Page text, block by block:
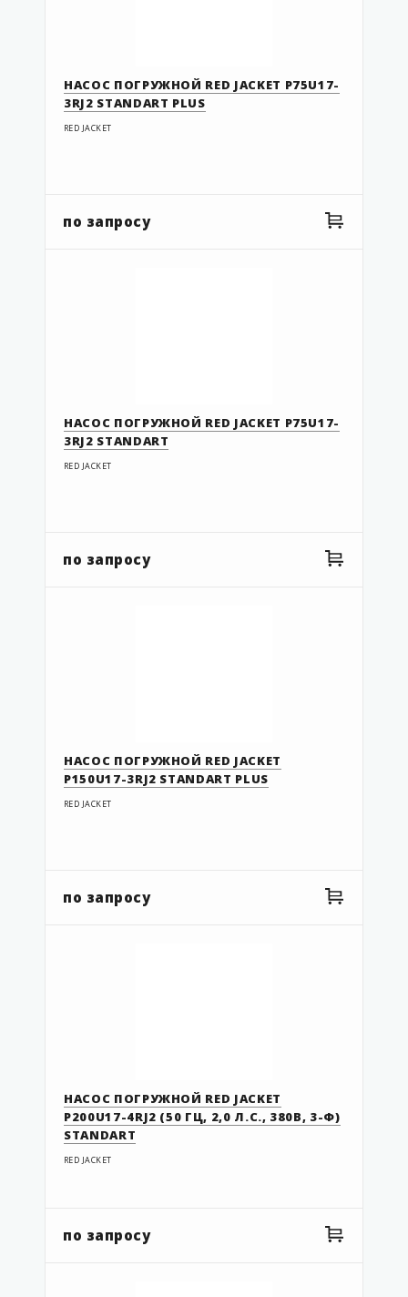
НАСОС ПОГРУЖНОЙ RED JACKET P75U17-
3RJ2 STANDART PLUS
RED JACKET
по запросу
НАСОС ПОГРУЖНОЙ RED JACKET P75U17-
3RJ2 STANDART
RED JACKET
по запросу
НАСОС ПОГРУЖНОЙ RED JACKET
P150U17-3RJ2 STANDART PLUS
RED JACKET
по запросу
НАСОС ПОГРУЖНОЙ RED JACKET
P200U17-4RJ2 (50 ГЦ, 2,0 Л.С., 380В, 3-Ф)
STANDART
RED JACKET
по запросу